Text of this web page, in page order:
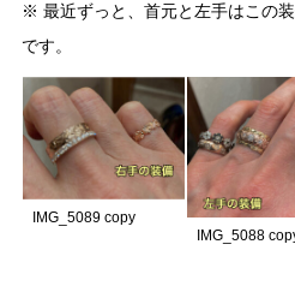
※ 最近ずっと、首元と左手はこの
です。
IMG_5089 copy
IMG_5088